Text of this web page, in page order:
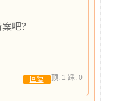
吧？
顶: 1 踩: 0
回复